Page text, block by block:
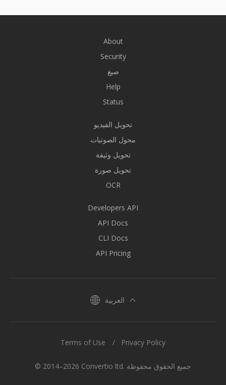
About
Security
صيغ
Help
Status
تحويل الفيديو
محول الصوتيات
تحويل وثيقة
تحويل صورة
OCR
Developers API
API Docs
CLI Docs
API Pricing
العربية
© 2014–2026 Convertio ltd. جميع الحقوق محفوظة
Terms of Use Privacy Policy